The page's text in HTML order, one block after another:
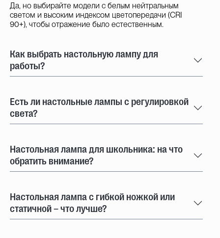
Да, но выбирайте модели с белым нейтральным
светом и высоким индексом цветопередачи (CRI
90+), чтобы отражение было естественным.
Как выбрать настольную лампу для
работы?
Есть ли настольные лампы с регулировкой
света?
Настольная лампа для школьника: на что
обратить внимание?
Настольная лампа с гибкой ножкой или
статичной – что лучше?